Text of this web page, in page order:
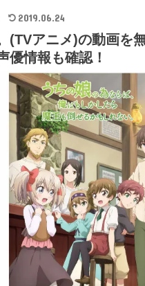
2019.06.24
(TVアニメ)の動画を
優情報も確認！